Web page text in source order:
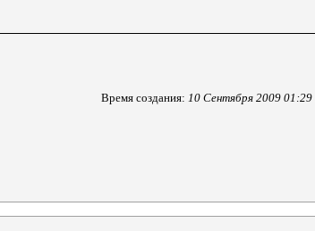
Время создания: 10 Сентября 2009 01:29